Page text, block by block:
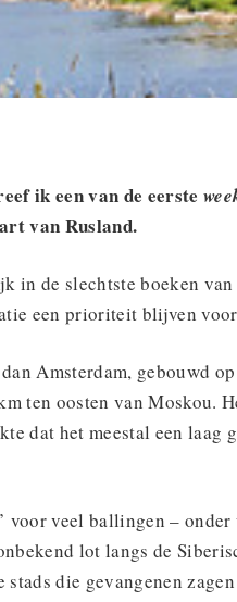
ik een van de eerste
van Rusland.
in de slechtste boeken van
een prioriteit blijven
Amsterdam, gebouwd
ten oosten van Moskou.
dat het meestal een laag
voor veel ballingen –
lot langs de
die gevangenen